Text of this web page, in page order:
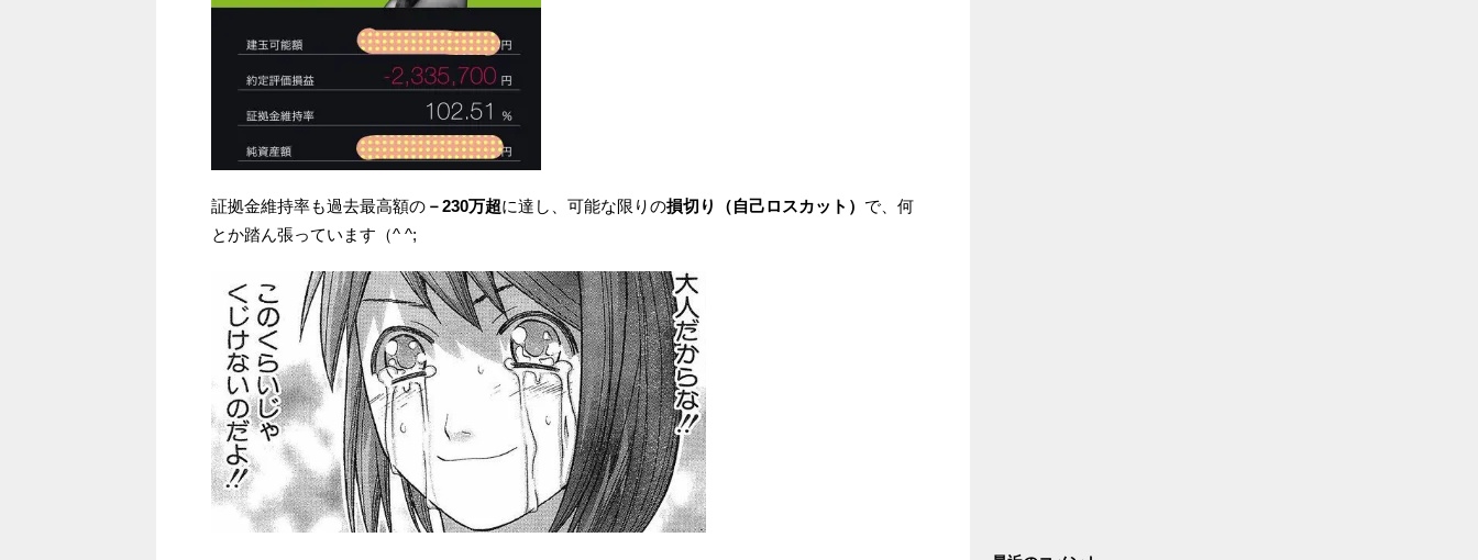
証拠金維持率も過去最高額の －230万超に達し、可能な限りの損切り（自己ロスカット） で、何
とか踏ん張っています（^ ^;